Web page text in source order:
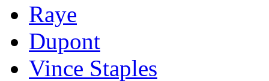
Raye
Dupont
Vince Staples